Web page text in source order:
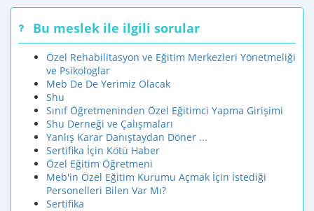
Bu meslek ile ilgili sorular
Özel Rehabilitasyon ve Eğitim Merkezleri Yönetmeliği
ve Psikologlar
Meb De De Yerimiz Olacak
Shu
Sınıf Öğretmeninden Özel Eğitimci Yapma Girişimi
Shu Derneği ve Çalışmaları
Yanlış Karar Danıştaydan Döner ...
Sertifika İçin Kötü Haber
Özel Eğitim Öğretmeni
Meb'in Özel Eğitim Kurumu Açmak İçin İstediği
Personelleri Bilen Var Mı?
Sertifika